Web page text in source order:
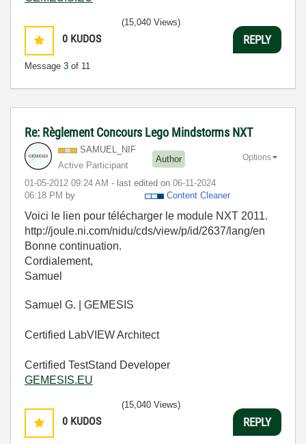
0 KUDOS
Message 3 of 11
(15,040 Views)
REPLY
Re: Règlement Concours Lego Mindstorms NXT
SAMUEL_NIF
Active Participant
Author
‎01-05-2012 09:24 AM - last edited on ‎06-11-2024
06:18 PM by Content Cleaner
Options
Voici le lien pour télécharger le module NXT 2011.
http://joule.ni.com/nidu/cds/view/p/id/2637/lang/en
Bonne continuation.
Cordialement,
Samuel
Samuel G. | GEMESIS
Certified LabVIEW Architect
Certified TestStand Developer
GEMESIS.EU
0 KUDOS
(15,040 Views)
REPLY